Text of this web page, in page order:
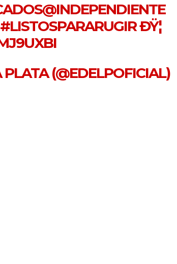
@INDEPENDIENTE
#LISTOSPARARUGIRÐŸ¦
(@EDELPOFICIAL)